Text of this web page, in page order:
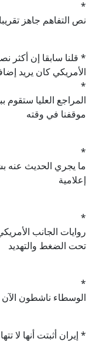
*
نص التفاهم جاهز تقريبا
* قلنا سابقا إن أكثر
الأمريكي كان يريد
*
المراجع العليا
موقفنا في وقته
*
ما يجري الحديث عنه
إعلامية
*
روايات الجانب
تحت الضغط والتهديد
*
الوسطاء ناشطون
* إيران أثبتت أنها لا